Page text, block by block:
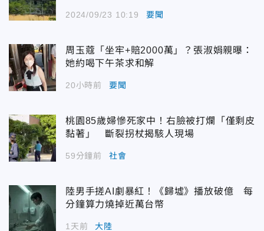
2024/09/23 10:19 要聞
周玉蔻「坐牢+賠2000萬」？張淑娟親曝：
她約喝下午茶求和解
20小時前 要聞
桃園85歲婦慘死家中！右臉被打爛「僅剩皮
黏著」 斷裂拐杖揭駭人現場
59分鐘前 社會
陸男手搓AI劇暴紅！《歸墟》播放破億 每
分鐘算力燒掉近萬台幣
1天前 大陸